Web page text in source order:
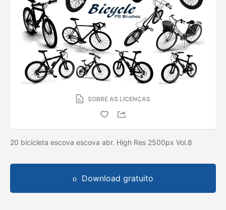
SOBRE AS LICENÇAS
20 bicicleta escova escova abr. High Res 2500px Vol.8
Download gratuito